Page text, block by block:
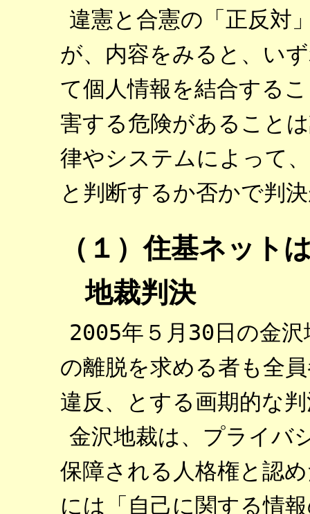
違憲と合憲の「正反対
が、内容をみると、い
て個人情報を結合する
害する危険があること
律やシステムによって
と判断するか否かで判
（１）住基ネット
地裁判決
2005年５月30日の金
の離脱を求める者も全
違反、とする画期的な
金沢地裁は、プライバ
保障される人格権と認
には「自己に関する情